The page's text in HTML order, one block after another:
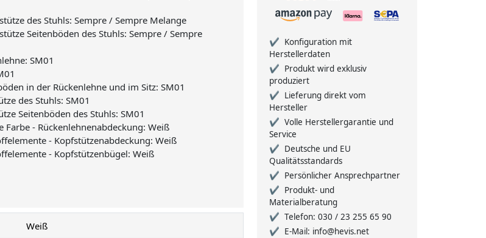
des Stuhls: Sempre / Sempre Melange
Seitenböden des Stuhls: Sempre / Sempre
SM01
in der Rückenlehne und im Sitz: SM01
des Stuhls: SM01
Seitenböden des Stuhls: SM01
Farbe - Rückenlehnenabdeckung: Weiß
- Kopfstützenabdeckung: Weiß
- Kopfstützenbügel: Weiß
Weiß
Konfiguration mit
Herstellerdaten
Produkt wird exklusiv
produziert
Lieferung direkt vom
Hersteller
Volle Herstellergarantie und
Service
Deutsche und EU
Qualitätsstandards
Persönlicher Ansprechpartner
Produkt- und
Materialberatung
Telefon: 030 / 23 255 65 90
E-Mail: info@hevis.net